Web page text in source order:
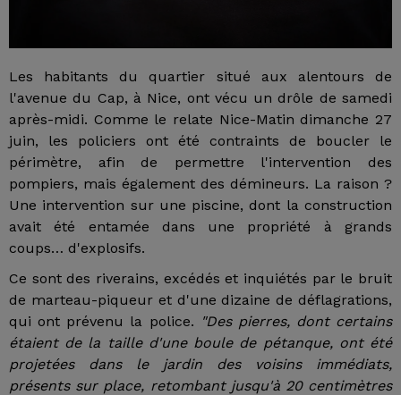
Les habitants du quartier situé aux alentours de
l'avenue du Cap, à Nice, ont vécu un drôle de samedi
après-midi. Comme le relate Nice-Matin dimanche 27
juin, les policiers ont été contraints de boucler le
périmètre, afin de permettre l'intervention des
pompiers, mais également des démineurs. La raison ?
Une intervention sur une piscine, dont la construction
avait été entamée dans une propriété à grands
coups… d'explosifs.
Ce sont des riverains, excédés et inquiétés par le bruit
de marteau-piqueur et d'une dizaine de déflagrations,
qui ont prévenu la police. "Des pierres, dont certains
étaient de la taille d'une boule de pétanque, ont été
projetées dans le jardin des voisins immédiats,
présents sur place, retombant jusqu'à 20 centimètres